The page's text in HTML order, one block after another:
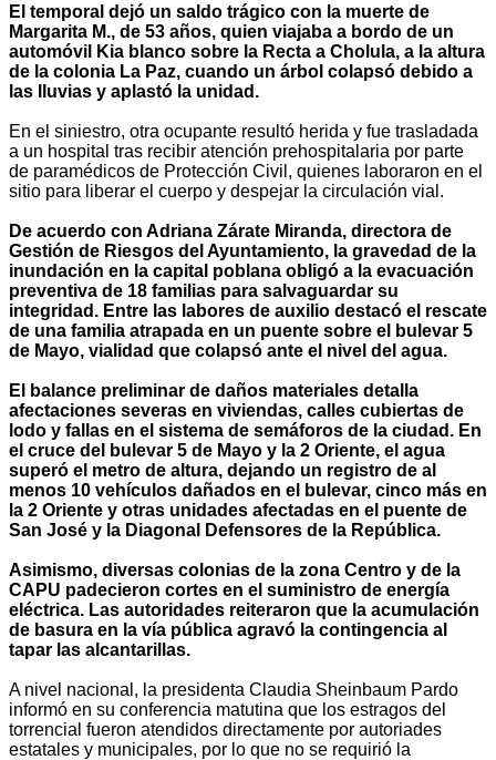
El temporal dejó un saldo trágico con la muerte de
Margarita M., de 53 años, quien viajaba a bordo de un
automóvil Kia blanco sobre la Recta a Cholula, a la altura
de la colonia La Paz, cuando un árbol colapsó debido a
las lluvias y aplastó la unidad.
En el siniestro, otra ocupante resultó herida y fue trasladada
a un hospital tras recibir atención prehospitalaria por parte
de paramédicos de Protección Civil, quienes laboraron en el
sitio para liberar el cuerpo y despejar la circulación vial.
De acuerdo con Adriana Zárate Miranda, directora de
Gestión de Riesgos del Ayuntamiento, la gravedad de la
inundación en la capital poblana obligó a la evacuación
preventiva de 18 familias para salvaguardar su
integridad. Entre las labores de auxilio destacó el rescate
de una familia atrapada en un puente sobre el bulevar 5
de Mayo, vialidad que colapsó ante el nivel del agua.
El balance preliminar de daños materiales detalla
afectaciones severas en viviendas, calles cubiertas de
lodo y fallas en el sistema de semáforos de la ciudad. En
el cruce del bulevar 5 de Mayo y la 2 Oriente, el agua
superó el metro de altura, dejando un registro de al
menos 10 vehículos dañados en el bulevar, cinco más en
la 2 Oriente y otras unidades afectadas en el puente de
San José y la Diagonal Defensores de la República.
Asimismo, diversas colonias de la zona Centro y de la
CAPU padecieron cortes en el suministro de energía
eléctrica. Las autoridades reiteraron que la acumulación
de basura en la vía pública agravó la contingencia al
tapar las alcantarillas.
A nivel nacional, la presidenta Claudia Sheinbaum Pardo
informó en su conferencia matutina que los estragos del
torrencial fueron atendidos directamente por autoriades
estatales y municipales, por lo que no se requirió la